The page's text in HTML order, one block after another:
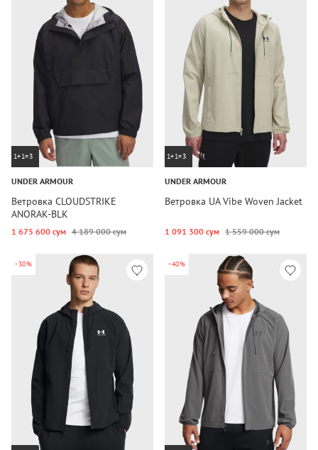
1+1=3
UNDER ARMOUR
Ветровка CLOUDSTRIKE
ANORAK-BLK
1 675 600 сум 4 189 000 сум
1+1=3
UNDER ARMOUR
Ветровка UA Vibe Woven Jacket
1 091 300 сум 1 559 000 сум
-30% -40%